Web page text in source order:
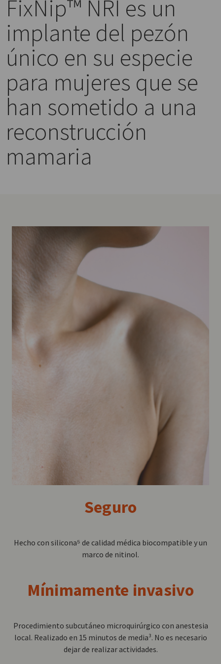
FixNip™ NRI es un
implante del pezón
único en su especie
para mujeres que se
han sometido a una
reconstrucción
mamaria
Seguro
Hecho con silicona⁵ de calidad médica biocompatible y un
marco de nitinol.
Mínimamente invasivo
Procedimiento subcutáneo microquirúrgico con anestesia
local. Realizado en 15 minutos de media³. No es necesario
dejar de realizar actividades.